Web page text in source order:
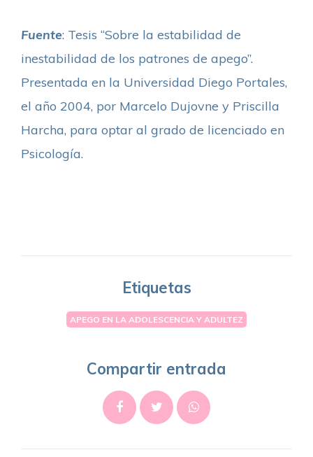
Fuente: Tesis “Sobre la estabilidad de
inestabilidad de los patrones de apego”.
Presentada en la Universidad Diego Portales,
el año 2004, por Marcelo Dujovne y Priscilla
Harcha, para optar al grado de licenciado en
Psicología.
Etiquetas
APEGO EN LA ADOLESCENCIA Y ADULTEZ
Compartir entrada